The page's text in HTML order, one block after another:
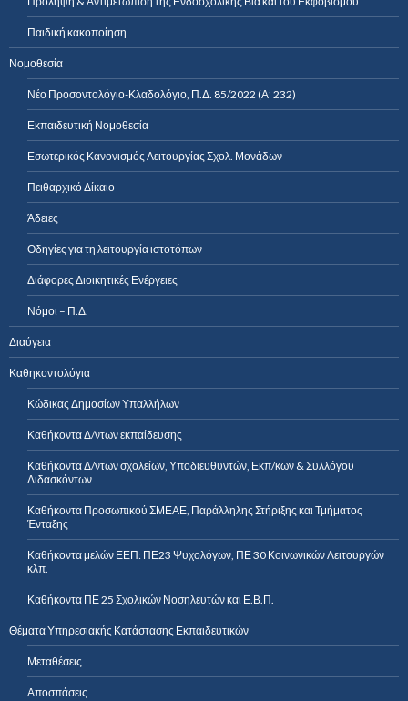
Παιδική κακοποίηση
Νομοθεσία
Νέο Προσοντολόγιο-Κλαδολόγιο, Π.Δ. 85/2022 (Α’ 232)
Εκπαιδευτική Νομοθεσία
Εσωτερικός Κανονισμός Λειτουργίας Σχολ. Μονάδων
Πειθαρχικό Δίκαιο
Άδειες
Οδηγίες για τη λειτουργία ιστοτόπων
Διάφορες Διοικητικές Ενέργειες
Νόμοι – Π.Δ.
Διαύγεια
Καθηκοντολόγια
Κώδικας Δημοσίων Υπαλλήλων
Καθήκοντα Δ/ντων εκπαίδευσης
Καθήκοντα Δ/ντων σχολείων, Υποδιευθυντών, Εκπ/κων & Συλλόγου
Διδασκόντων
Καθήκοντα Προσωπικού ΣΜΕΑΕ, Παράλληλης Στήριξης και Τμήματος
Ένταξης
Καθήκοντα μελών ΕΕΠ: ΠΕ23 Ψυχολόγων, ΠΕ 30 Κοινωνικών Λειτουργών
κλπ.
Καθήκοντα ΠΕ 25 Σχολικών Νοσηλευτών και Ε.Β.Π.
Θέματα Υπηρεσιακής Κατάστασης Εκπαιδευτικών
Μεταθέσεις
Αποσπάσεις